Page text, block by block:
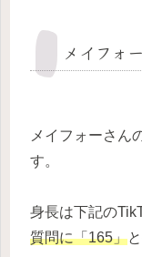
メイフォ
メイフォーさん
す。
身長は下記の
質問に「165」